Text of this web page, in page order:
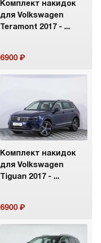
Комплект накидок
для Volkswagen
Teramont 2017 - ...
6900
Комплект накидок
для Volkswagen
Tiguan 2017 - ...
6900